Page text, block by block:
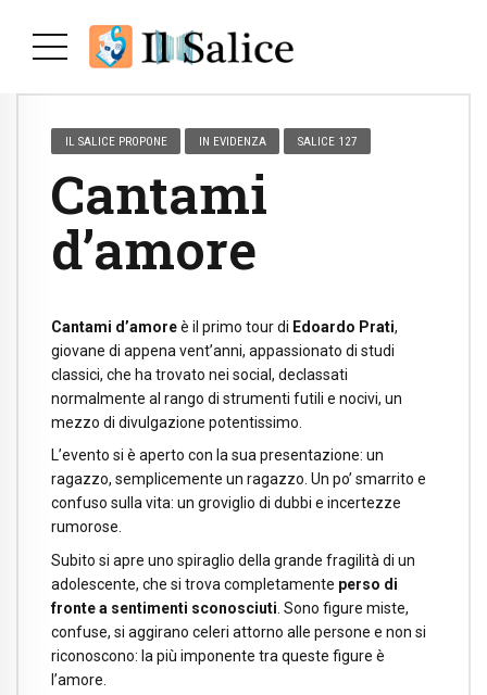
IL SALICE PROPONE IN EVIDENZA SALICE 127
Cantami
d’amore
Cantami d’amoreè il primo tour di Edoardo Prati,
giovane di appena vent’anni, appassionato di studi
classici, che ha trovato nei social, declassati
normalmente al rango di strumenti futili e nocivi, un
mezzo di divulgazione potentissimo.
L’evento si è aperto con la sua presentazione: un
ragazzo, semplicemente un ragazzo. Un po’ smarrito e
confuso sulla vita: un groviglio di dubbi e incertezze
rumorose.
Subito si apre uno spiraglio della grande fragilità di un
adolescente, che si trova completamente perso di
fronte a sentimenti sconosciuti . Sono figure miste,
confuse, si aggirano celeri attorno alle persone e non si
riconoscono: la più imponente tra queste figure è
l’amore.